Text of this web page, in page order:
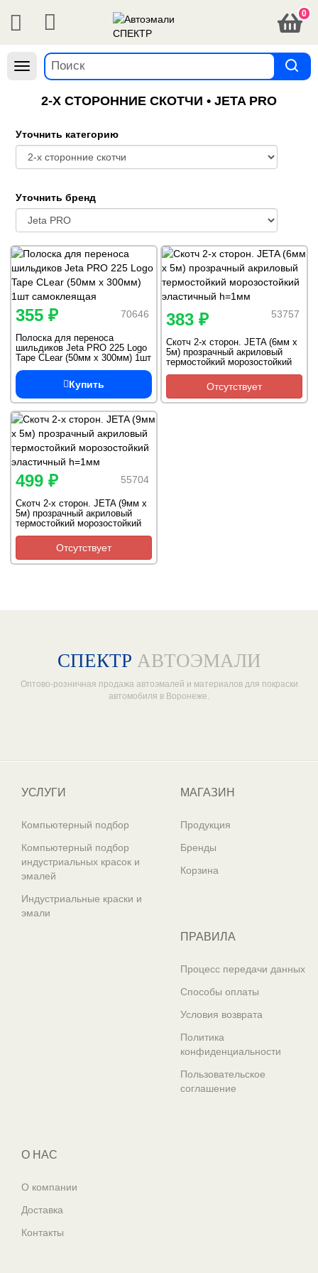
0
Навигация
2-Х СТОРОННИЕ СКОТЧИ • JETA PRO
Уточнить категорию
Уточнить бренд
70646
355 ₽
Полоска для переноса
шильдиков Jeta PRO 225 Logo
Tape CLear (50мм х 300мм) 1шт
самоклеящая
Купить
53757
383 ₽
Скотч 2-х сторон. JETA (6мм x
5м) прозрачный акриловый
термостойкий морозостойкий
эластичный h=1мм
Отсутствует
55704
499 ₽
Скотч 2-х сторон. JETA (9мм x
5м) прозрачный акриловый
термостойкий морозостойкий
эластичный h=1мм
Отсутствует
СПЕКТР АВТОЭМАЛИ
Оптово-розничная продажа автоэмалей и материалов для покраски
автомобиля в Воронеже.
УСЛУГИ
Компьютерный подбор
Компьютерный подбор
индустриальных красок и
эмалей
Индустриальные краски и
эмали
МАГАЗИН
Продукция
Бренды
Корзина
ПРАВИЛА
Процесс передачи данных
Способы оплаты
Условия возврата
Политика
конфиденциальности
Пользовательское
соглашение
О НАС
О компании
Доставка
Контакты